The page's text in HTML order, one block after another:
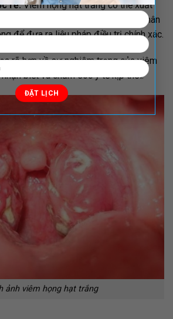
rễ:Viêm họng hạt trắng có thể xuất
nấm, và việc xác định nguyên nhân
để đưa ra liệu pháp điều trị chính xác.
rõ hơn về sự nghiêm trọng của viêm
biết và chăm sóc y tế kịp thời.
ảnh viêm họng hạt trắng